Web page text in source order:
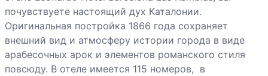
почувствуете настоящий дух Каталонии.
Оригинальная постройка 1866 года сохраняет
внешний вид и атмосферу истории города в виде
арабесочных арок и элементов романского стиля
повсюду. В отеле имеется 115 номеров, в